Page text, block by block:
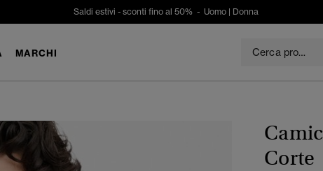
Saldi estivi - sconti fino al 50% - Uomo | Donna
MARCHI
Corte